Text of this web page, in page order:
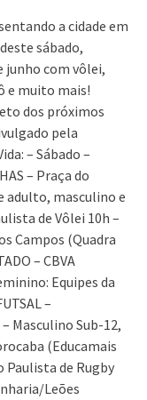
a cidade em
sábado,
junho com vôlei,
e muito mais!
dos próximos
pela
– Sábado –
– Praça do
adulto, masculino e
de Vôlei 10h –
Campos (Quadra
– CBVA
Equipes da
–
Masculino Sub-12,
(Educamais
Paulista de Rugby
Leões